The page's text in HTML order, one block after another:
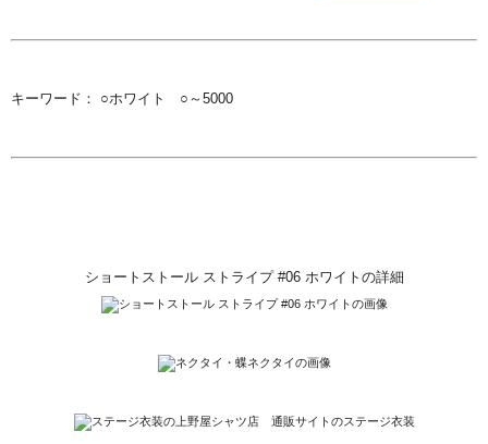
キーワード： ○ホワイト ○～5000
ショートストール ストライプ #06 ホワイトの詳細